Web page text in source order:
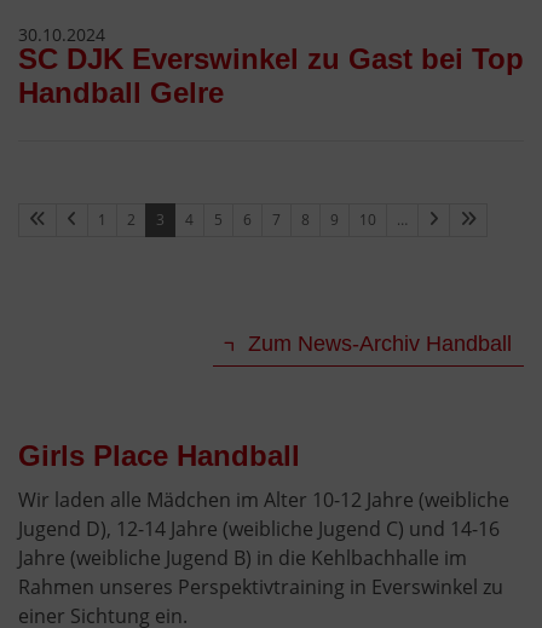
30.10.2024
SC DJK Everswinkel zu Gast bei Top
Handball Gelre
1 2 3 4 5 6 7 8 9 10 …
Zum News-Archiv Handball
Girls Place Handball
Wir laden alle Mädchen im Alter 10-12 Jahre (weibliche
Jugend D), 12-14 Jahre (weibliche Jugend C) und 14-16
Jahre (weibliche Jugend B) in die Kehlbachhalle im
Rahmen unseres Perspektivtraining in Everswinkel zu
einer Sichtung ein.